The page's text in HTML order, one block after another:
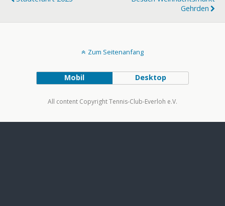
Gehrden
Zum Seitenanfang
Mobil Desktop
All content Copyright Tennis-Club-Everloh e.V.